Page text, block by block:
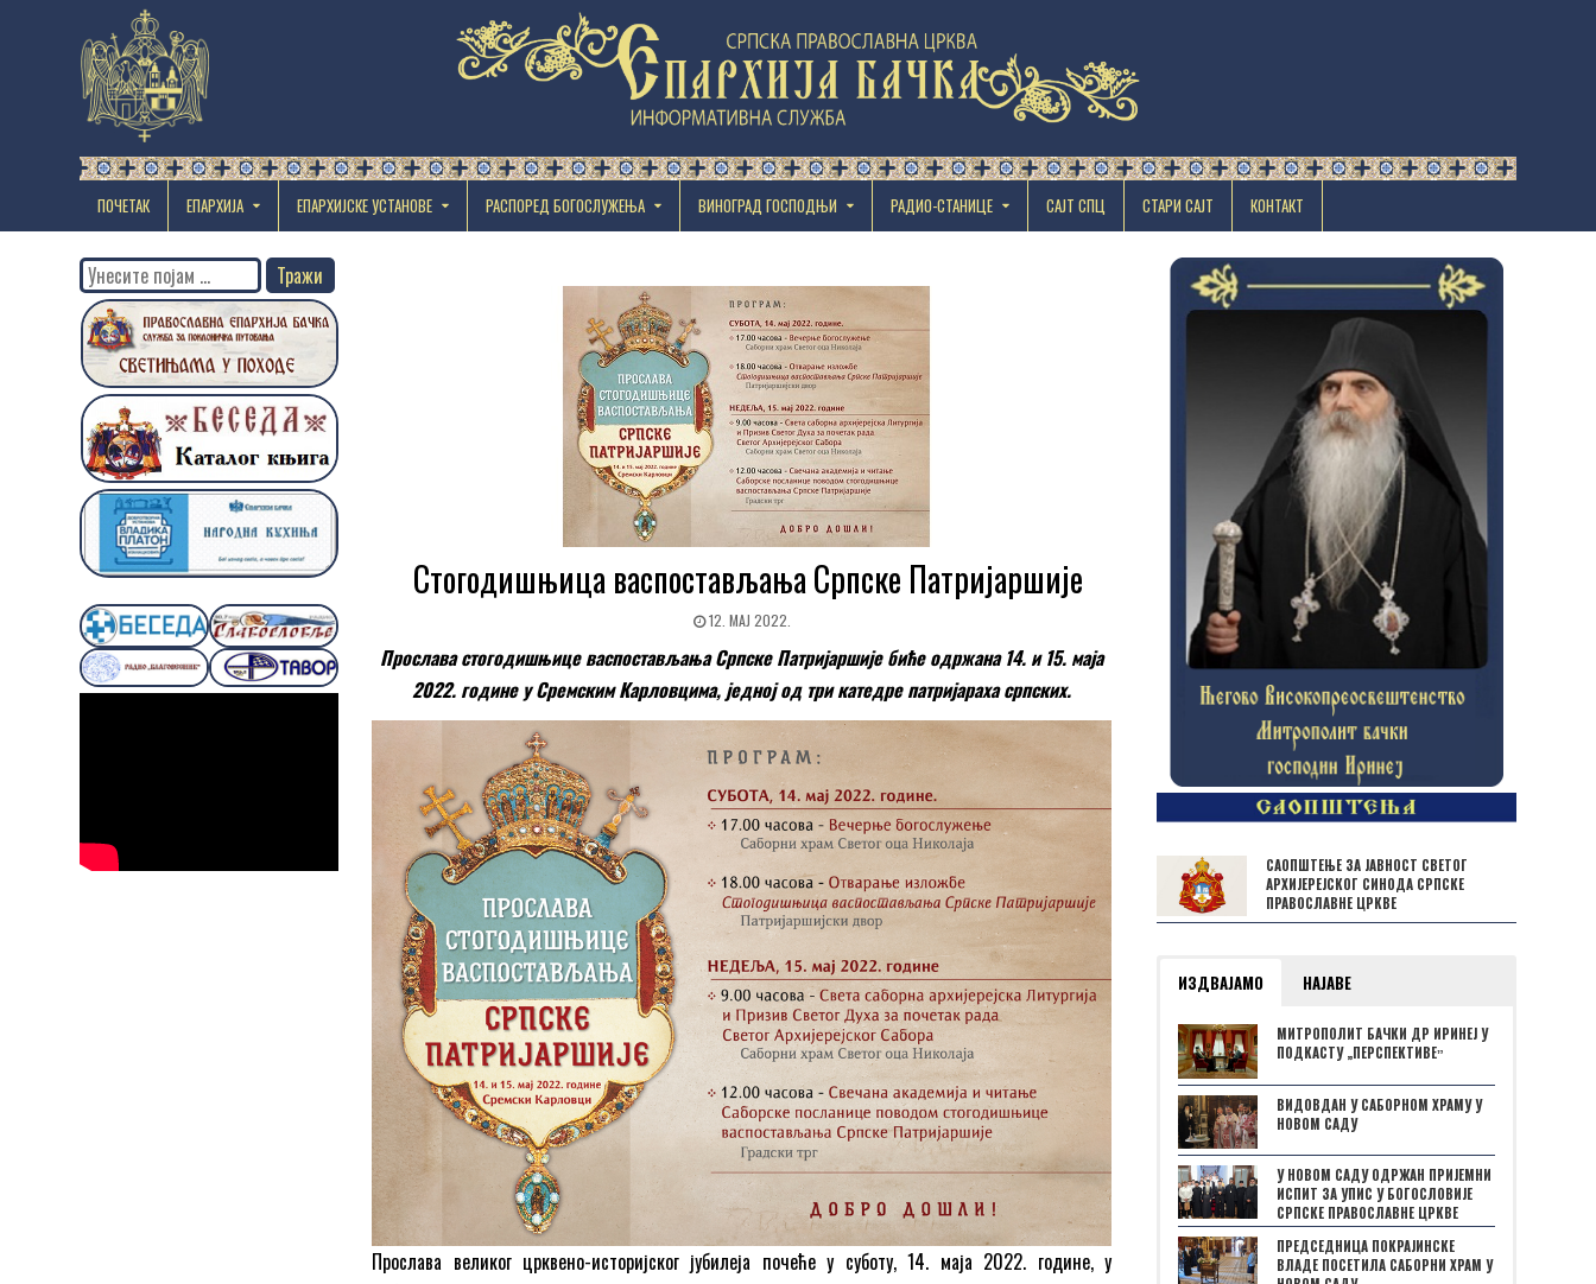
ПОЧЕТАК ЕПАРХИЈА EПАРХИЈСКЕ УСТАНОВЕ РАСПОРЕД БОГОСЛУЖЕЊА ВИНОГРАД ГОСПОДЊИ РАДИО-СТАНИЦЕ САЈТ СПЦ СТАРИ САЈТ КОНТАКТ
Стогодишњица васпостављања Српске Патријаршије
12. МАЈ 2022.
Прослава стогодишњице васпостављања Српске Патријаршије биће одржана 14. и 15. маја
2022. године у Сремским Карловцима, једној од три катедре патријараха српских.
Прослава великог црквено-историјског јубилеја почеће у суботу, 14. маја 2022. године, у
Search
for:
САОПШТЕЊЕ ЗА ЈАВНОСТ СВЕТОГ
АРХИЈЕРЕЈСКОГ СИНОДА СРПСКЕ
ПРАВОСЛАВНЕ ЦРКВЕ
ИЗДВАЈАМО НАЈАВЕ
МИТРОПОЛИТ БАЧКИ ДР ИРИНЕЈ У
ПОДКАСТУ „ПЕРСПЕКТИВЕˮ
ВИДОВДАН У САБОРНОМ ХРАМУ У
НОВОМ САДУ
У НОВОМ САДУ ОДРЖАН ПРИЈЕМНИ
ИСПИТ ЗА УПИС У БОГОСЛОВИЈЕ
СРПСКЕ ПРАВОСЛАВНЕ ЦРКВЕ
ПРЕДСЕДНИЦА ПОКРАЈИНСКЕ
ВЛАДЕ ПОСЕТИЛА САБОРНИ ХРАМ У